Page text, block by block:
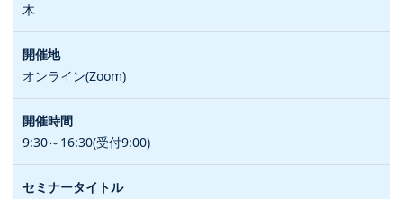
木
オンライン(Zoom)
9:30～16:30(受付9:00)